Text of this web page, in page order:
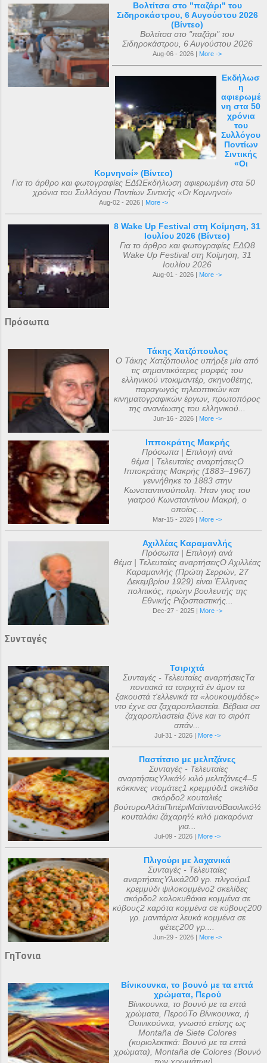
Βολτίτσα στο "παζάρι" του
Σιδηροκάστρου, 6 Αυγούστου 2026
(Βίντεο)
Βολτίτσα στο "παζάρι" του
Σιδηροκάστρου, 6 Αυγούστου 2026
Aug-06 - 2026 | More ->
Εκδήλωσ
η
αφιερωμέ
νη στα 50
χρόνια
του
Συλλόγου
Ποντίων
Σιντικής
«Οι
Κομνηνοί» (Βίντεο)
Για το άρθρο και φωτογραφίες ΕΔΩΕκδήλωση αφιερωμένη στα 50
χρόνια του Συλλόγου Ποντίων Σιντικής «Οι Κομνηνοί»
Aug-02 - 2026 | More ->
8 Wake Up Festival στη Κοίμηση, 31
Ιουλίου 2026 (Βίντεο)
Για το άρθρο και φωτογραφίες ΕΔΩ8
Wake Up Festival στη Κοίμηση, 31
Ιουλίου 2026
Aug-01 - 2026 | More ->
Πρόσωπα
Τάκης Χατζόπουλος
Ο Τάκης Χατζόπουλος υπήρξε μία από
τις σημαντικότερες μορφές του
ελληνικού ντοκιμαντέρ, σκηνοθέτης,
παραγωγός τηλεοπτικών και
κινηματογραφικών έργων, πρωτοπόρος
της ανανέωσης του ελληνικού...
Jun-16 - 2026 | More ->
Ιπποκράτης Μακρής
Πρόσωπα | Επιλογή ανά
θέμα | Τελευταίες αναρτήσειςΟ
Ιπποκράτης Μακρής (1883–1967)
γεννήθηκε το 1883 στην
Κωνσταντινούπολη. Ήταν γιος του
γιατρού Κωνσταντίνου Μακρή, ο
οποίος...
Mar-15 - 2026 | More ->
Αχιλλέας Καραμανλής
Πρόσωπα | Επιλογή ανά
θέμα | Τελευταίες αναρτήσειςΟ Αχιλλέας
Καραμανλής (Πρώτη Σερρών, 27
Δεκεμβρίου 1929) είναι Έλληνας
πολιτικός, πρώην βουλευτής της
Εθνικής Ριζοσπαστικής...
Dec-27 - 2025 | More ->
Συνταγές
Τσιριχτά
Συνταγές - Τελευταίες αναρτήσειςΤα
ποντιακά τα τσιριχτά έν άμον τα
ξακουστά τ'ελλενικά τα «λουκουμάδες»
ντο έχνε σα ζαχαροπλαστεία. Βέβαια σα
ζαχαροπλαστεία ξ̌ύνε και το σιρόπ
απάν...
Jul-31 - 2026 | More ->
Παστίτσιο με μελιτζάνες
Συνταγές - Τελευταίες
αναρτήσειςΥλικά½ κιλό μελιτζάνες4–5
κόκκινες ντομάτες1 κρεμμύδι1 σκελίδα
σκόρδο2 κουταλιές
βούτυροΑλάτιΠιπέριΜαϊντανόΒασιλικό½
κουταλάκι ζάχαρη½ κιλό μακαρόνια
για...
Jul-09 - 2026 | More ->
Πλιγούρι με λαχανικά
Συνταγές - Τελευταίες
αναρτήσειςΥλικά200 γρ. πλιγούρι1
κρεμμύδι ψιλοκομμένο2 σκελίδες
σκόρδο2 κολοκυθάκια κομμένα σε
κύβους2 καρότα κομμένα σε κύβους200
γρ. μανιτάρια λευκά κομμένα σε
φέτες200 γρ....
Jun-29 - 2026 | More ->
ΓηΤονια
Βίνικουνκα, το βουνό με τα επτά
χρώματα, Περού
Βίνικουνκα, το βουνό με τα επτά
χρώματα, ΠερούΤο Βίνικουνκα, ή
Ουινικούνκα, γνωστό επίσης ως
Montaña de Siete Colores
(κυριολεκτικά: Βουνό με τα επτά
χρώματα), Montaña de Colores (Βουνό